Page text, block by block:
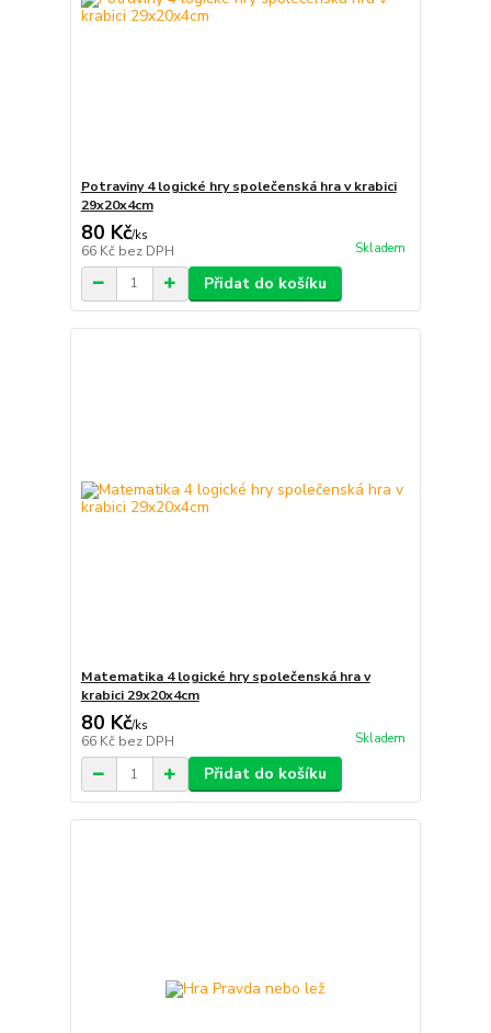
Potraviny 4 logické hry společenská hra v krabici
29x20x4cm
80 Kč/ks
66 Kč bez DPH Skladem
Přidat do košíku
Matematika 4 logické hry společenská hra v
krabici 29x20x4cm
80 Kč/ks
66 Kč bez DPH Skladem
Přidat do košíku